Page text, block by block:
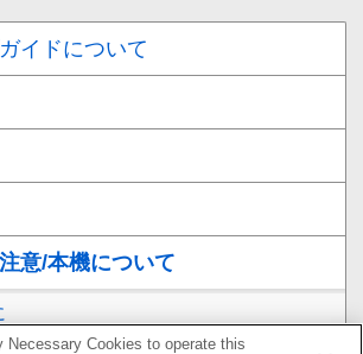
イドについて
意/本機について
Necessary Cookies to operate this